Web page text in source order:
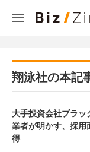
翔泳社の本記
大手投資会社ブラ
業者が明かす、採
得